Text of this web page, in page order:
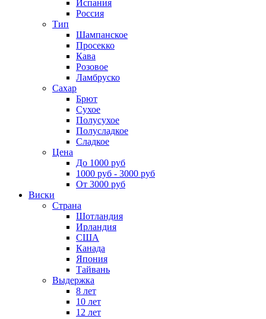
Испания
Россия
Тип
Шампанское
Просекко
Кава
Розовое
Ламбруско
Сахар
Брют
Сухое
Полусухое
Полусладкое
Сладкое
Цена
До 1000 руб
1000 руб - 3000 руб
От 3000 руб
Виски
Страна
Шотландия
Ирландия
США
Канада
Япония
Тайвань
Выдержка
8 лет
10 лет
12 лет